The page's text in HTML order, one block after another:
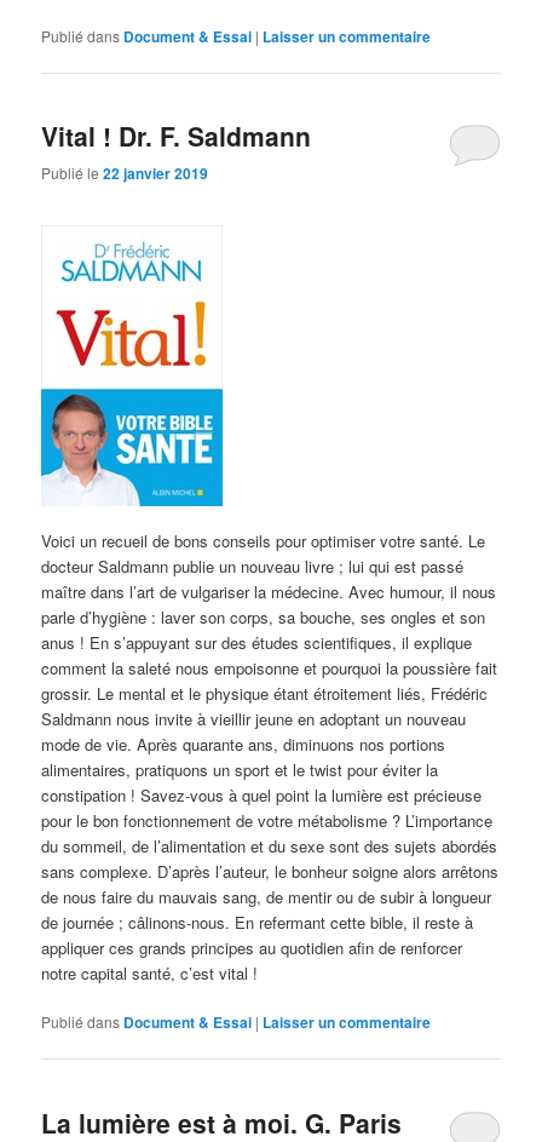
Publié dans Document & Essai | Laisser un commentaire
Vital ! Dr. F. Saldmann
Publié le22 janvier 2019
Voici un recueil de bons conseils pour optimiser votre santé. Le
docteur Saldmann publie un nouveau livre ; lui qui est passé
maître dans l’art de vulgariser la médecine. Avec humour, il nous
parle d’hygiène : laver son corps, sa bouche, ses ongles et son
anus ! En s’appuyant sur des études scientifiques, il explique
comment la saleté nous empoisonne et pourquoi la poussière fait
grossir. Le mental et le physique étant étroitement liés, Frédéric
Saldmann nous invite à vieillir jeune en adoptant un nouveau
mode de vie. Après quarante ans, diminuons nos portions
alimentaires, pratiquons un sport et le twist pour éviter la
constipation ! Savez-vous à quel point la lumière est précieuse
pour le bon fonctionnement de votre métabolisme ? L’importance
du sommeil, de l’alimentation et du sexe sont des sujets abordés
sans complexe. D’après l’auteur, le bonheur soigne alors arrêtons
de nous faire du mauvais sang, de mentir ou de subir à longueur
de journée ; câlinons-nous. En refermant cette bible, il reste à
appliquer ces grands principes au quotidien afin de renforcer
notre capital santé, c’est vital !
Publié dans Document & Essai | Laisser un commentaire
La lumière est à moi. G. Paris